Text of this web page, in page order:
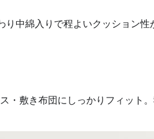
中綿入りで程よいクッション
敷き布団にしっかりフィット